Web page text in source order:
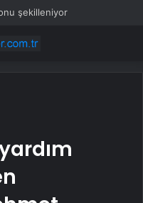
şekilleniyor